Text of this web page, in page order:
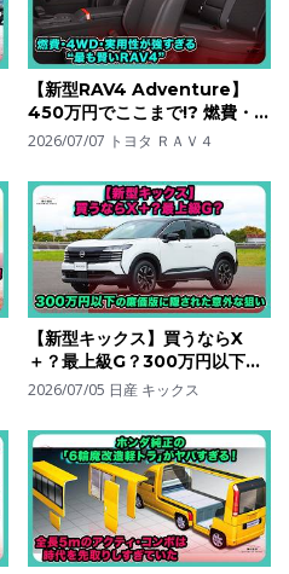
【新型RAV4 Adventure】
450万円でここまで!? 燃費・
4WD・実用性が強すぎる“最も
#toyotarav4
2026/07/07 トヨタ ＲＡＶ４
【新型キックス】買うならX
＋？最上級G？300万円以下の
廉価版に隠された意外な狙い| #
#nissankicks
2026/07/05 日産 キックス